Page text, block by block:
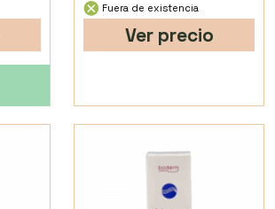
Fuera de existencia
Ver precio